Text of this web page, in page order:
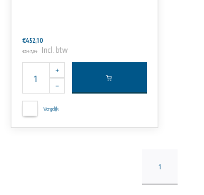
€452,10
€547,04 Incl. btw
Vergelijk
1